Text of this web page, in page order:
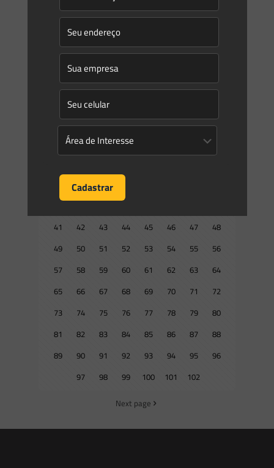
normas e os procedimentos[…]
Read more
Prev page
1 2 3 4 5 6 7
8
10 11 12
26 27
41
42 43 44 45 46 47
48
49
50 51 52 53 54 55
56
57
58 59 60 61 62 63
64
65
66 67 68 69 70 71
72
73
74 75 76 77 78 79
80
81
82 83 84 85 86 87
88
89
90 91 92 93 94 95
96
97
98 99 100 101 102
Next page